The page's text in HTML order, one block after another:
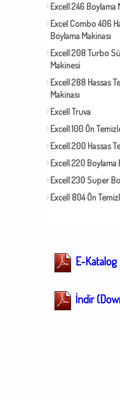
Excell 246 Boylama
Excel Combo 406
Boylama Makinası
Excell 208 Turbo
Makinesi
Excell 288 Hassas
Makinası
Excell Truva
Excell 100 Ön
Excell 200 Hassas
Excell 220 Boylama
Excell 230 Super
Excell 804 Ön
E-Katalog
İndir